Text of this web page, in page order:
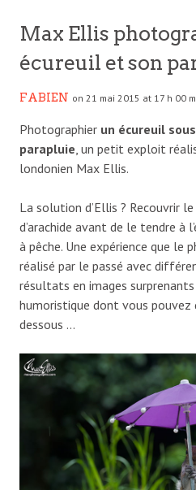
Max Ellis
écureuil et son
FABIEN on 21 mai 2015 at 17 h 00
Photographier un écureuil
parapluie , un petit exploit
londonien Max Ellis.
La solution d’Ellis ? Recouvrir
d’arachide avant de le tendre à
à pêche. Une expérience que le
réalisé par le passé avec
résultats en images
humoristique dont vous
dessous …